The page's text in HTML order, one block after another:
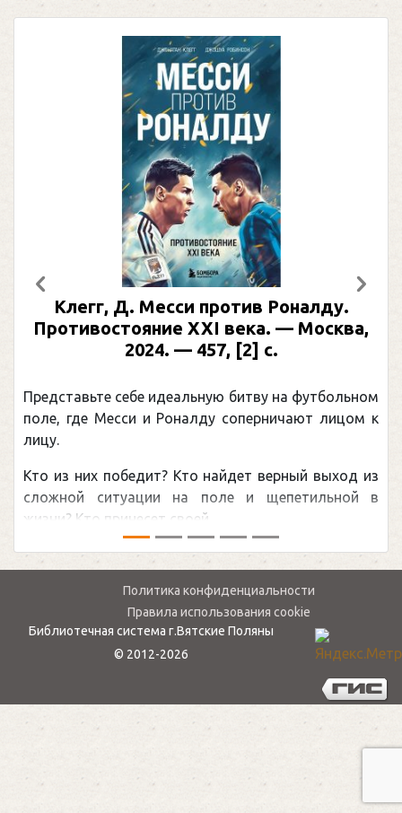
Клегг, Д. Месси против Роналду.
Противостояние XXI века. — Москва,
2024. — 457, [2] с.
Представьте себе идеальную битву на футбольном
поле, где Месси и Роналду соперничают лицом к
лицу.
Кто из них победит? Кто найдет верный выход из
сложной ситуации на поле и щепетильной в
жизни? Кто принесет своей ...
Предыдущий
Политика конфиденциальности
Правила использования cookie
Библиотечная система г.Вятские Поляны
© 2012-2026